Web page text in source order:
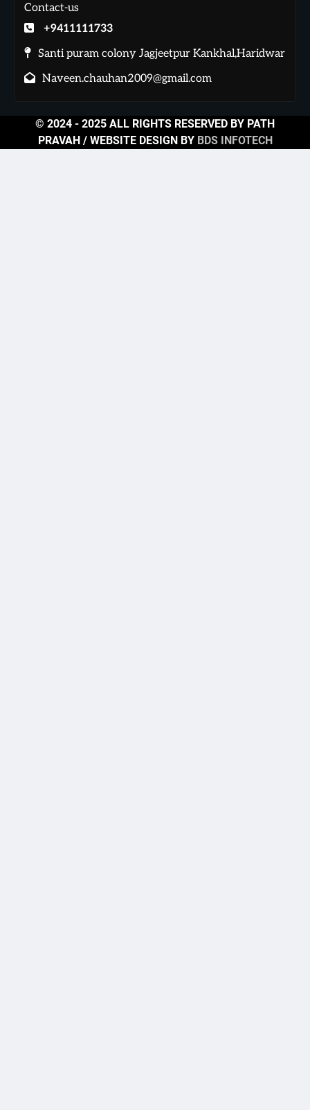
Contact-us
+9411111733
Santi puram colony Jagjeetpur Kankhal,Haridwar
Naveen.chauhan2009@gmail.com
© 2024 - 2025 ALL RIGHTS RESERVED BY PATH
PRAVAH / WEBSITE DESIGN BY BDS INFOTECH